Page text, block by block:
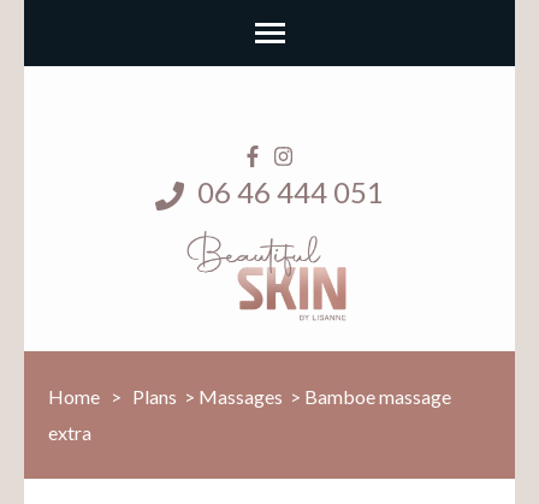
06 46 444 051
Home > Plans > Massages > Bamboe massage
extra